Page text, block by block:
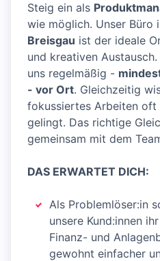
Steig ein als
wie möglich. Unser Büro
Breisgau ist der ideale
und kreativen
uns regelmäßig -
- vor Ort. Gleichzeitig
fokussiertes Arbeiten oft
gelingt. Das richtige
gemeinsam mit dem
DAS ERWARTET DICH:
Als Problemlöser:in
unsere Kund:innen
Finanz- und
gewohnt einfacher